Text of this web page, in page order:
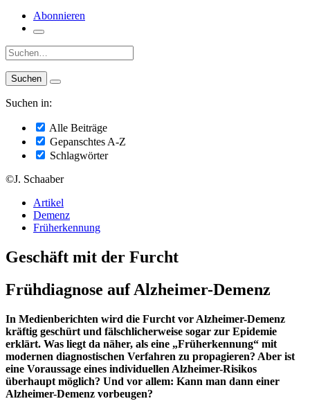
Abonnieren
Suche:
Suchen in:
Alle Beiträge
Gepanschtes A-Z
Schlagwörter
©J. Schaaber
Artikel
Demenz
Früherkennung
Geschäft mit der Furcht
Frühdiagnose auf Alzheimer-Demenz
In Medienberichten wird die Furcht vor Alzheimer-Demenz
kräftig geschürt und fälschlicherweise sogar zur Epidemie
erklärt. Was liegt da näher, als eine „Früherkennung“ mit
modernen diagnostischen Verfahren zu propagieren? Aber ist
eine Voraussage eines individuellen Alzheimer-Risikos
überhaupt möglich? Und vor allem: Kann man dann einer
Alzheimer-Demenz vorbeugen?